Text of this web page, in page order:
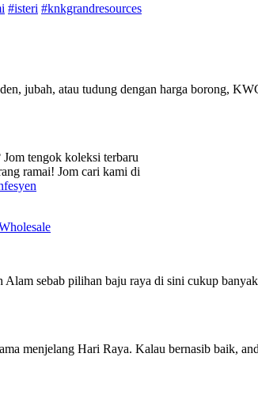
#isteri #knkgrandresources
jubah, atau tudung dengan harga borong,
tengok koleksi terbaru
ramai! Jom cari kami di
sebab pilihan baju raya di sini cukup
menjelang Hari Raya. Kalau bernasib baik,